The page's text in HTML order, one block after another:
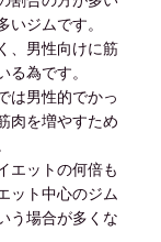
いジムです。
、男性向けに筋
る為です。
は男性的でかっ
肉を増やすため
エットの何倍も
ット中心のジム
う場合が多くな